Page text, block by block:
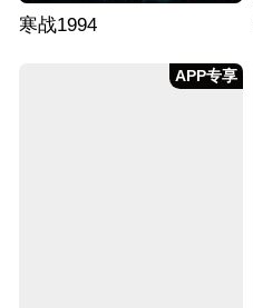
寒战1994
APP专享